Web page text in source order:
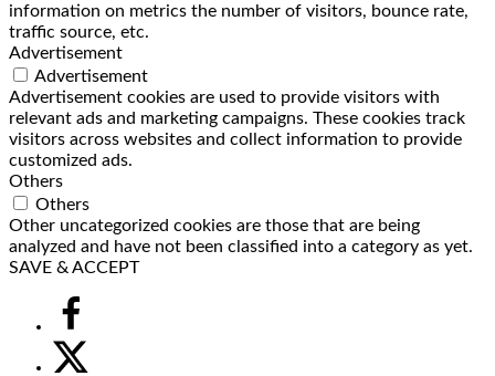
information on metrics the number of visitors, bounce rate,
traffic source, etc.
Advertisement
Advertisement
Advertisement cookies are used to provide visitors with
relevant ads and marketing campaigns. These cookies track
visitors across websites and collect information to provide
customized ads.
Others
Others
Other uncategorized cookies are those that are being
analyzed and have not been classified into a category as yet.
SAVE & ACCEPT